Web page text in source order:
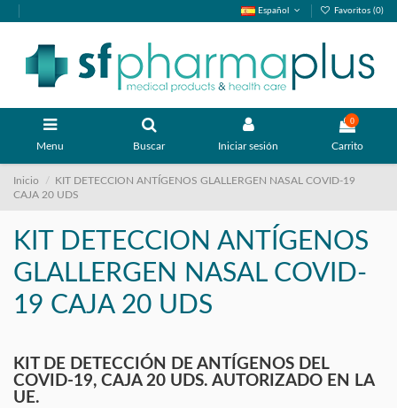
Español Favoritos (0)
Menu Buscar Iniciar sesión
0
Carrito
Inicio
KIT DETECCION ANTÍGENOS GLALLERGEN NASAL COVID-19
CAJA 20 UDS
KIT DETECCION ANTÍGENOS
GLALLERGEN NASAL COVID-
19 CAJA 20 UDS
KIT DE DETECCIÓN DE ANTÍGENOS DEL
COVID-19, CAJA 20 UDS. AUTORIZADO EN LA
UE.